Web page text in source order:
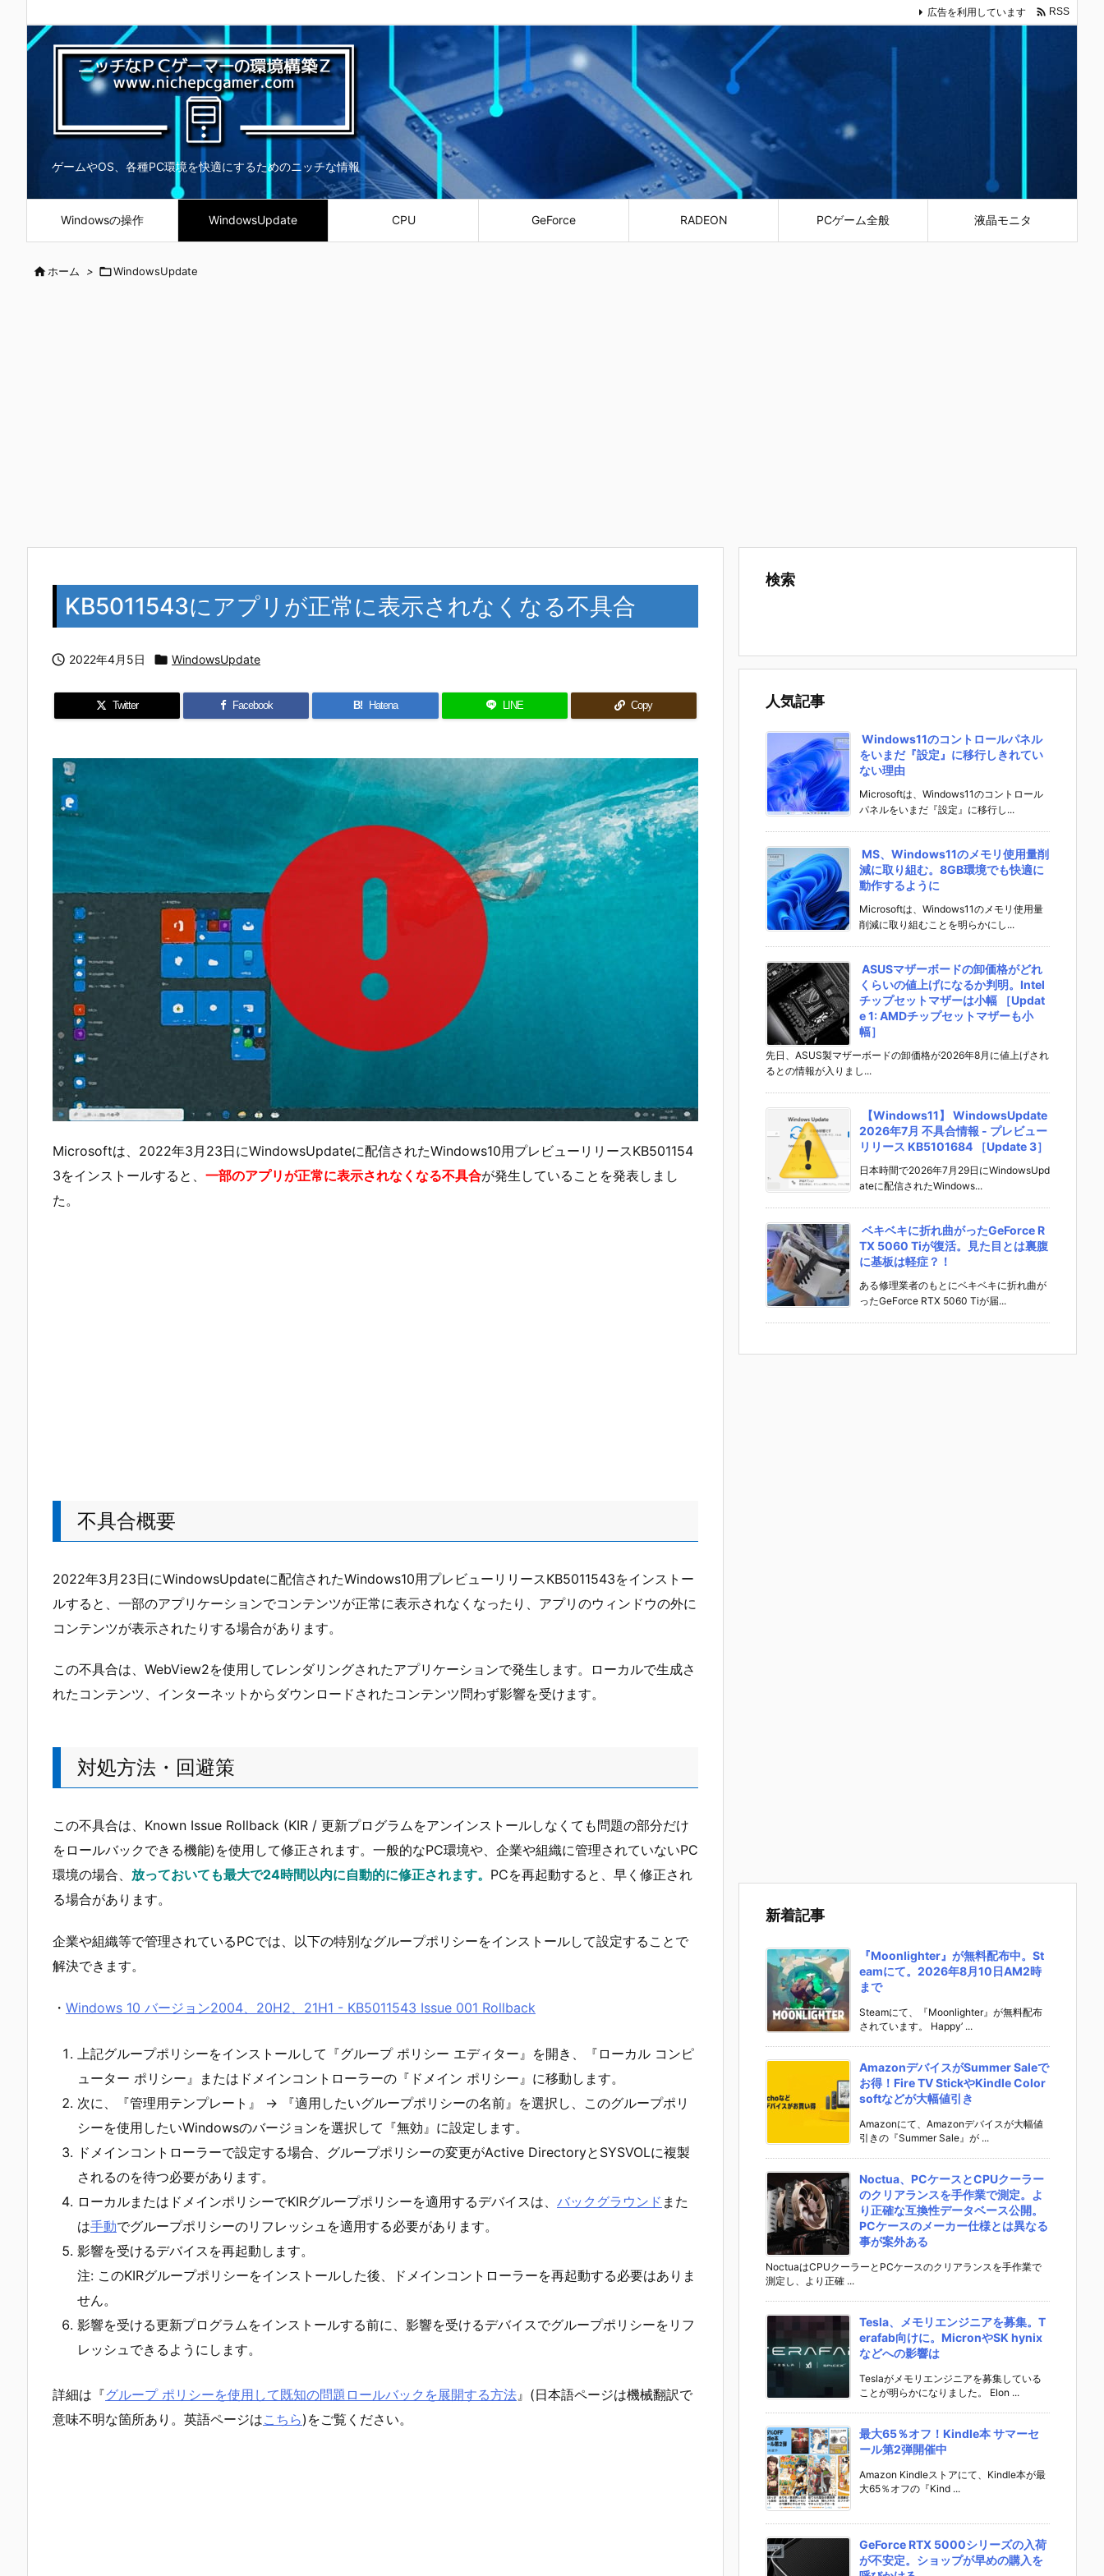
ゲームやOS、各種PC環境を快適にするためのニッチな情報
Windowsの操作 WindowsUpdate CPU GeForce RADEON PCゲーム全般 液晶モニタ
広告を利用しています  RSS
ホーム > WindowsUpdate
KB5011543にアプリが正常に表示されなくなる不具合
 2022年4月5日  WindowsUpdate
Twitter Facebook B! Hatena LINE Copy
Microsoftは、2022年3月23日にWindowsUpdateに配信されたWindows10用プレビューリリースKB501154
3をインストールすると、 一部のアプリが正常に表示されなくなる不具合が発生していることを発表しまし
た。
不具合概要
2022年3月23日にWindowsUpdateに配信されたWindows10用プレビューリリースKB5011543をインストー
ルすると、一部のアプリケーションでコンテンツが正常に表示されなくなったり、アプリのウィンドウの外に
コンテンツが表示されたりする場合があります。
この不具合は、WebView2を使用してレンダリングされたアプリケーションで発生します。ローカルで生成さ
れたコンテンツ、インターネットからダウンロードされたコンテンツ問わず影響を受けます。
対処方法・回避策
この不具合は、Known Issue Rollback (KIR / 更新プログラムをアンインストールしなくても問題の部分だけ
をロールバックできる機能)を使用して修正されます。一般的なPC環境や、企業や組織に管理されていないPC
環境の場合、 放っておいても最大で24時間以内に自動的に修正されます。 PCを再起動すると、早く修正され
る場合があります。
企業や組織等で管理されているPCでは、以下の特別なグループポリシーをインストールして設定することで
解決できます。
・ Windows 10 バージョン2004、20H2、21H1 - KB5011543 Issue 001 Rollback
上記グループポリシーをインストールして『グループ ポリシー エディター』を開き、『ローカル コンピ
ューター ポリシー』またはドメインコントローラーの『ドメイン ポリシー』に移動します。
次に、『管理用テンプレート』 → 『適用したいグループポリシーの名前』を選択し、このグループポリ
シーを使用したいWindowsのバージョンを選択して『無効』に設定します。
ドメインコントローラーで設定する場合、グループポリシーの変更がActive DirectoryとSYSVOLに複製
されるのを待つ必要があります。
ローカルまたはドメインポリシーでKIRグループポリシーを適用するデバイスは、 バックグラウンド また
は手動でグループポリシーのリフレッシュを適用する必要があります。
影響を受けるデバイスを再起動します。
注: このKIRグループポリシーをインストールした後、ドメインコントローラーを再起動する必要はありま
せん。
影響を受ける更新プログラムをインストールする前に、影響を受けるデバイスでグループポリシーをリフ
レッシュできるようにします。
詳細は『グループ ポリシーを使用して既知の問題ロールバックを展開する方法』(日本語ページは機械翻訳で
意味不明な箇所あり。英語ページはこちら)をご覧ください。
検索
人気記事
Windows11のコントロールパネル
をいまだ『設定』に移行しきれてい
ない理由
Microsoftは、Windows11のコントロール
パネルをいまだ『設定』に移行し...
MS、Windows11のメモリ使用量削
減に取り組む。8GB環境でも快適に
動作するように
Microsoftは、Windows11のメモリ使用量
削減に取り組むことを明らかにし...
ASUSマザーボードの卸価格がどれ
くらいの値上げになるか判明。Intel
チップセットマザーは小幅 ［Updat
e 1: AMDチップセットマザーも小
幅］
先日、ASUS製マザーボードの卸価格が2026年8月に値上げされ
るとの情報が入りまし...
【Windows11】 WindowsUpdate
2026年7月 不具合情報 - プレビュー
リリース KB5101684 ［Update 3］
日本時間で2026年7月29日にWindowsUpd
ateに配信されたWindows...
ベキベキに折れ曲がったGeForce R
TX 5060 Tiが復活。見た目とは裏腹
に基板は軽症？！
ある修理業者のもとにベキベキに折れ曲が
ったGeForce RTX 5060 Tiが届...
新着記事
『Moonlighter』が無料配布中。St
eamにて。2026年8月10日AM2時
まで
Steamにて、『Moonlighter』が無料配布
されています。 Happy’ ...
AmazonデバイスがSummer Saleで
お得！Fire TV StickやKindle Color
softなどが大幅値引き
Amazonにて、Amazonデバイスが大幅値
引きの『Summer Sale』が ...
Noctua、PCケースとCPUクーラー
のクリアランスを手作業で測定。よ
り正確な互換性データベース公開。
PCケースのメーカー仕様とは異なる
事が案外ある
NoctuaはCPUクーラーとPCケースのクリアランスを手作業で
測定し、より正確 ...
Tesla、メモリエンジニアを募集。T
erafab向けに。MicronやSK hynix
などへの影響は
Teslaがメモリエンジニアを募集している
ことが明らかになりました。 Elon ...
最大65％オフ！Kindle本 サマーセ
ール第2弾開催中
Amazon Kindleストアにて、Kindle本が最
大65％オフの『Kind ...
GeForce RTX 5000シリーズの入荷
が不安定。ショップが早めの購入を